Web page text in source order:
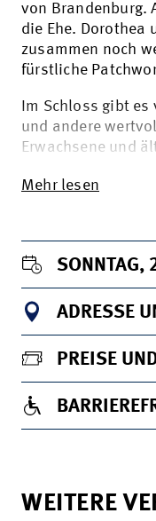
von Brandenburg.
die Ehe. Dorothea
zusammen noch
fürstliche
Im Schloss gibt es
und andere
Erwachsene und
Mehr lesen
ADRESSE
PREISE
WEITERE